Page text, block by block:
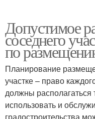
Допустимое
соседнего
по
Планирование
участке – право
должны
использовать и